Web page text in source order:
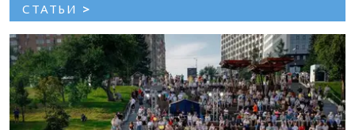
СТАТЬИ >